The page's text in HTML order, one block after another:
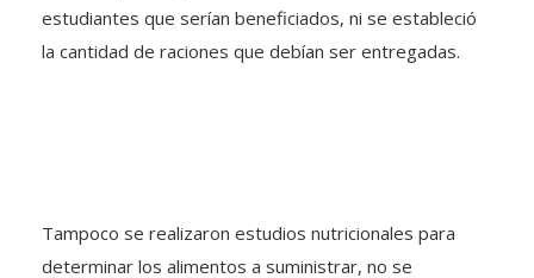
estudiantes que serían beneficiados, ni se estableció
la cantidad de raciones que debían ser entregadas.
Tampoco se realizaron estudios nutricionales para
determinar los alimentos a suministrar, no se